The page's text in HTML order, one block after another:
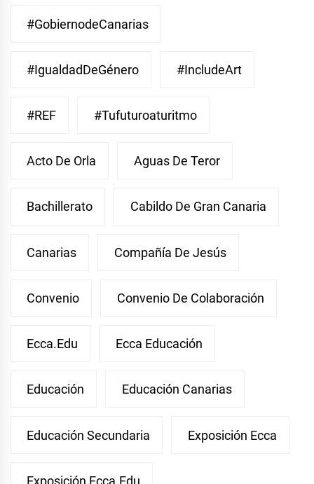
#GobiernodeCanarias
#IgualdadDeGénero #IncludeArt
#REF #Tufuturoaturitmo
Acto De Orla Aguas De Teror
Bachillerato Cabildo De Gran Canaria
Canarias Compañía De Jesús
Convenio Convenio De Colaboración
Ecca.edu Ecca Educación
Educación Educación Canarias
Educación Secundaria Exposición Ecca
Exposición Ecca.edu